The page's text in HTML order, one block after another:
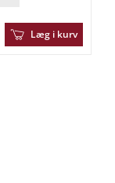
Læg i kurv